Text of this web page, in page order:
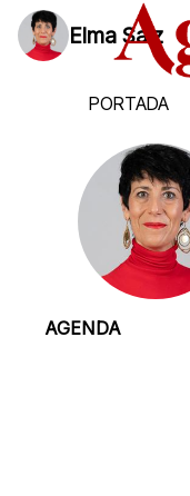
Elma Saiz
PORTADA
AGENDA